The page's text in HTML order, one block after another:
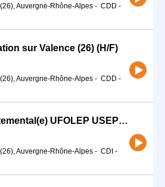
Auvergne-Rhône-Alpes - CDD -
sur Valence (26) (H/F)
Auvergne-Rhône-Alpes - CDD -
Délégué(e) Départemental(e) UFOLEP USEP de la Drôme (H/F)
Auvergne-Rhône-Alpes - CDI -